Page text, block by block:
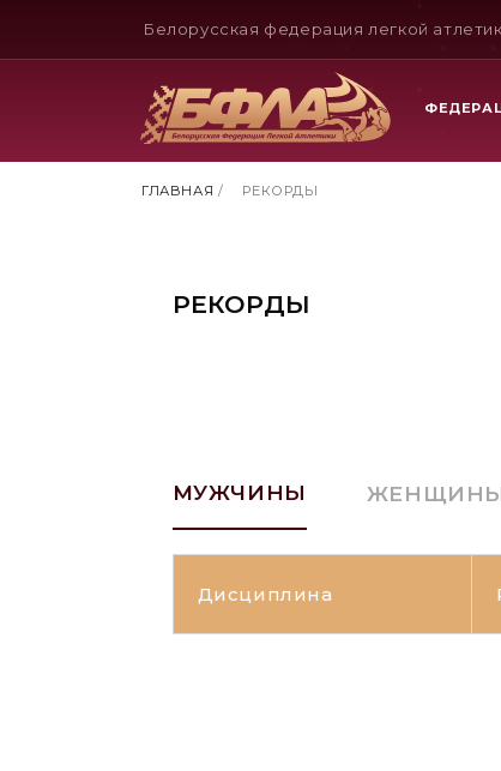
Белорусская федерация легкой
ГЛАВНАЯ / РЕКОРДЫ
РЕКОРДЫ
МУЖЧИНЫ
Дисциплина